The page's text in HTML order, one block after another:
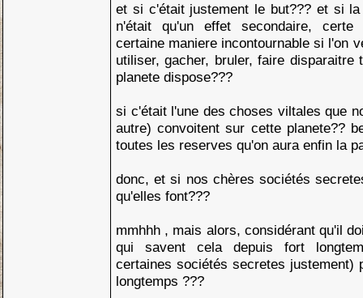
et si c'était justement le but??? et si la
n'était qu'un effet secondaire, certe
certaine maniere incontournable si l'on
utiliser, gacher, bruler, faire disparaitre
planete dispose???
si c'était l'une des choses viltales que
autre) convoitent sur cette planete??
toutes les reserves qu'on aura enfin la
donc, et si nos chères sociétés
qu'elles font???
mmhhh , mais alors, considérant qu'il
qui savent cela depuis fort
certaines sociétés secretes justement)
longtemps ???